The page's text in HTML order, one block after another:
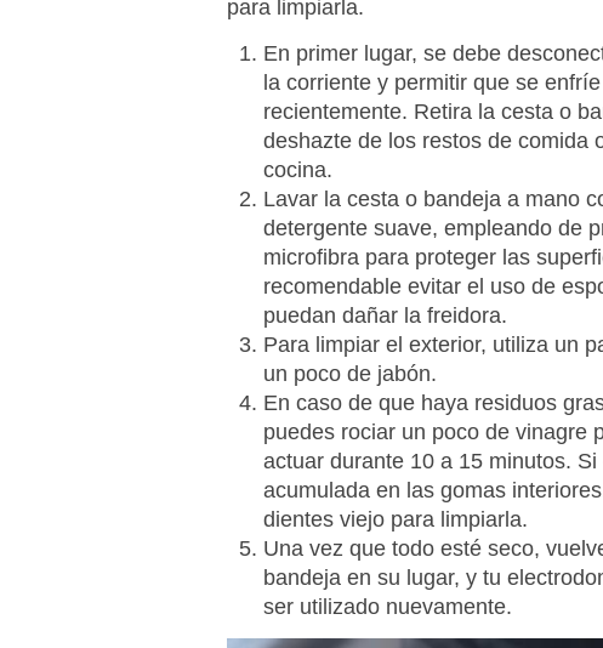
para limpiarla.
En primer lugar, se debe
la corriente y permitir que se
recientemente. Retira la cesta o
deshazte de los restos de comida
cocina.
Lavar la cesta o bandeja a mano
detergente suave, empleando de
microfibra para proteger las
recomendable evitar el uso de
puedan dañar la freidora.
Para limpiar el exterior, utiliza un
un poco de jabón.
En caso de que haya residuos
puedes rociar un poco de vinagre
actuar durante 10 a 15 minutos.
acumulada en las gomas
dientes viejo para limpiarla.
Una vez que todo esté seco,
bandeja en su lugar, y tu
ser utilizado nuevamente.